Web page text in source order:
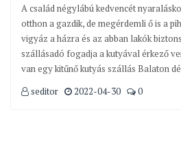
A család négylábú kedvencét
otthon a gazdik, de megérdemli ő is a
vigyáz a házra és az abban lakók
szállásadó fogadja a kutyával érkező
van egy kitűnő kutyás szállás Balaton
seditor
2022-04-30 0